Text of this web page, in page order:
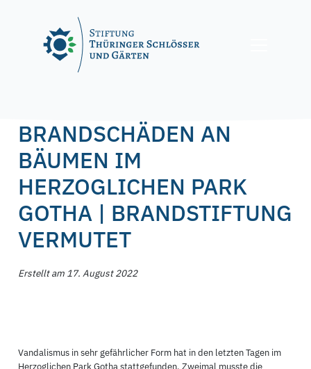
BRANDSCHÄDEN AN
BÄUMEN IM
HERZOGLICHEN PARK
GOTHA | BRANDSTIFTUNG
VERMUTET
Erstellt am 17. August 2022
Vandalismus in sehr gefährlicher Form hat in den letzten Tagen im
Herzoglichen Park Gotha stattgefunden. Zweimal musste die